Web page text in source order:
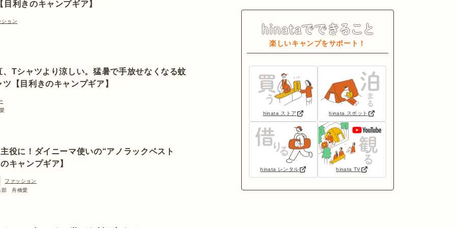
目利きのキャンプギア】
ション
、Tシャツより涼しい。猛暑で手放せなくなる蚊
【目利きのキャンプギア】
役に！ダイニーマ使いの“アノラックベスト
キャンプギア】
ファッション
部 舟橋愛
楽しいキャンプをサポート！
hinata ストア hinata スポット
hinata レンタル hinata TV